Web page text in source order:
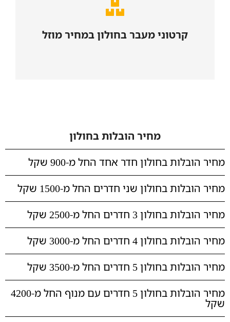
קרטוני מעבר בחולון במחיר מוזל
נא לפנות למכירות
לחצו כאן
מחיר הובלות בחולון
מחיר הובלות בחולון חדר אחד החל מ-900 שקל
מחיר הובלות בחולון שני חדרים החל מ-1500 שקל
מחיר הובלות בחולון 3 חדרים החל מ-2500 שקל
מחיר הובלות בחולון 4 חדרים החל מ-3000 שקל
מחיר הובלות בחולון 5 חדרים החל מ-3500 שקל
מחיר הובלות בחולון 5 חדרים עם מנוף החל מ-4200
שקל